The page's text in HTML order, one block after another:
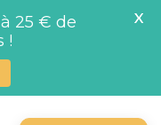
25 € de
!
X